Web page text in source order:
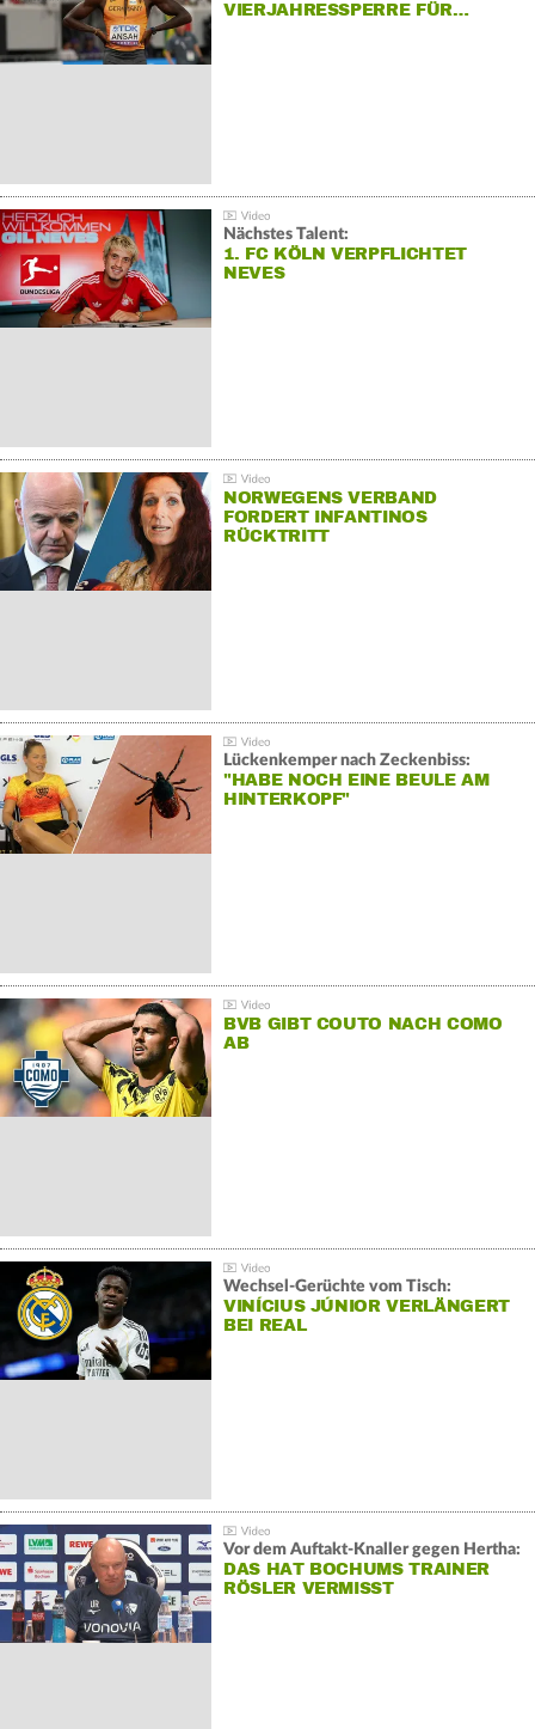
VIERJAHRESSPERRE FÜR…
Nächstes Talent:
1. FC KÖLN VERPFLICHTET
NEVES
NORWEGENS VERBAND
FORDERT INFANTINOS
RÜCKTRITT
Lückenkemper nach Zeckenbiss:
"HABE NOCH EINE BEULE AM
HINTERKOPF"
BVB GIBT COUTO NACH COMO
AB
Wechsel-Gerüchte vom Tisch:
VINÍCIUS JÚNIOR VERLÄNGERT
BEI REAL
Vor dem Auftakt-Knaller gegen Hertha:
DAS HAT BOCHUMS TRAINER
RÖSLER VERMISST